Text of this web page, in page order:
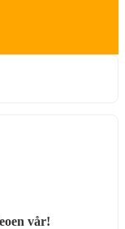
vår!